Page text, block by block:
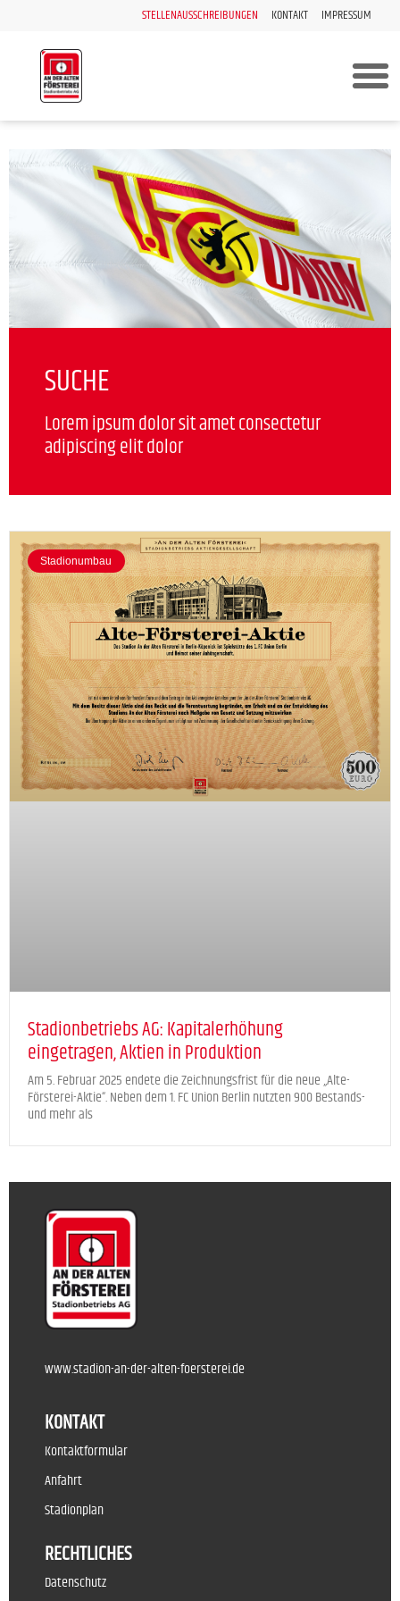
STELLENAUSSCHREIBUNGEN KONTAKT IMPRESSUM
SUCHE
Lorem ipsum dolor sit amet consectetur
adipiscing elit dolor
Stadionumbau
Stadionbetriebs AG: Kapitalerhöhung
eingetragen, Aktien in Produktion
Am 5. Februar 2025 endete die Zeichnungsfrist für die neue „Alte-
Försterei-Aktie“. Neben dem 1. FC Union Berlin nutzten 900 Bestands-
und mehr als
www.stadion-an-der-alten-foersterei.de
KONTAKT
Kontaktformular
Anfahrt
Stadionplan
RECHTLICHES
Datenschutz